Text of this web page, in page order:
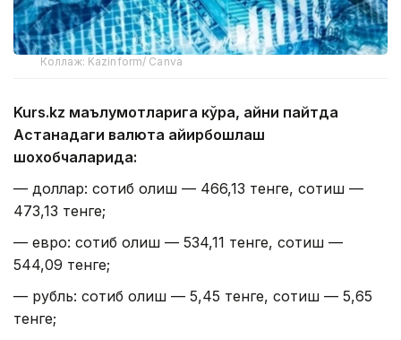
Коллаж: Kazinform/ Canva
Kurs.kz маълумотларига кўра, айни пайтда
Астанадаги валюта айирбошлаш
шохобчаларида:
— доллар: сотиб олиш — 466,13 тенге, сотиш —
473,13 тенге;
— евро: сотиб олиш — 534,11 тенге, сотиш —
544,09 тенге;
— рубль: сотиб олиш — 5,45 тенге, сотиш — 5,65
тенге;